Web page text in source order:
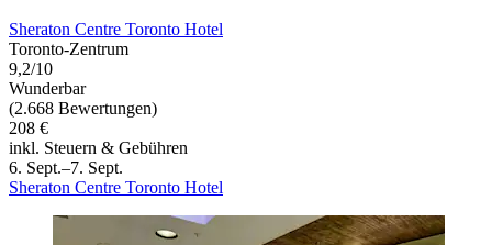
Sheraton Centre Toronto Hotel
Toronto-Zentrum
9,2/10
Wunderbar
(2.668 Bewertungen)
208 €
inkl. Steuern & Gebühren
6. Sept.–7. Sept.
Sheraton Centre Toronto Hotel